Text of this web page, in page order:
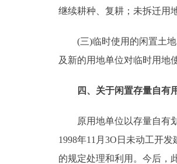
继续耕种、复耕；未拆迁用
(三)临时使用的闲置土地
及新的用地单位对临时用地
四、关于闲置存量自有
原用地单位以存量自有划
1998年11月3O日未动工开
的规定处理和利用。今后，